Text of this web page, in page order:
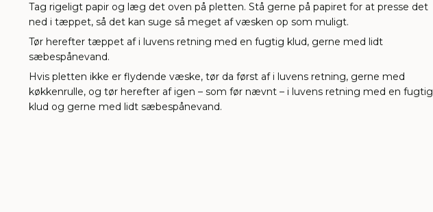
Tag rigeligt papir og læg det oven på pletten. Stå gerne på papiret for at presse det
ned i tæppet, så det kan suge så meget af væsken op som muligt.
Tør herefter tæppet af i luvens retning med en fugtig klud, gerne med lidt
sæbespånevand.
Hvis pletten ikke er flydende væske, tør da først af i luvens retning, gerne med
køkkenrulle, og tør herefter af igen – som før nævnt – i luvens retning med en fugtig
klud og gerne med lidt sæbespånevand.